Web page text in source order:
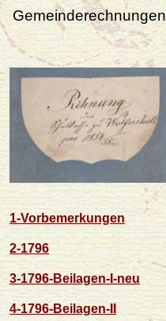
Gemeinderechnungen
1-Vorbemerkungen
2-1796
3-1796-Beilagen-I-neu
4-1796-Beilagen-II